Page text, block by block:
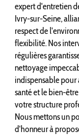
expert d'entretien
Ivry-sur-Seine,
respect de
flexibilité. Nos
régulières
nettoyage
indispensable pour
santé et le bien-
votre structure
Nous mettons un
d'honneur à